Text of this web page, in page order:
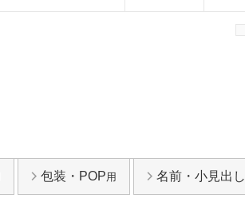
包装・POP用 名前・小見出し